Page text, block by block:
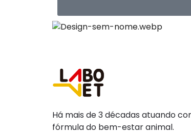
Há mais de 3 décadas atuando
fórmula do bem-estar animal.